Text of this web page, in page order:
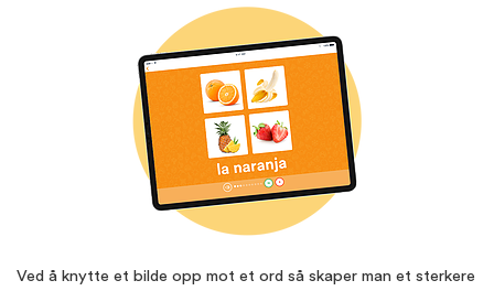
Ved å knytte et bilde opp mot et ord så skaper man et sterkere